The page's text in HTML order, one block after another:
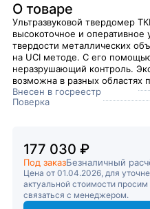
О товаре
Ультразвуковой твердомер
высокоточное и оперативное
твердости металлических
на UCI методе. С его
неразрушающий контроль.
возможна в разных областях
Внесен в госреестр
Поверка
177 030 ₽
Под заказБезналичный
Цена от 01.04.2026, для
актуальной стоимости просим
связаться с менеджером.